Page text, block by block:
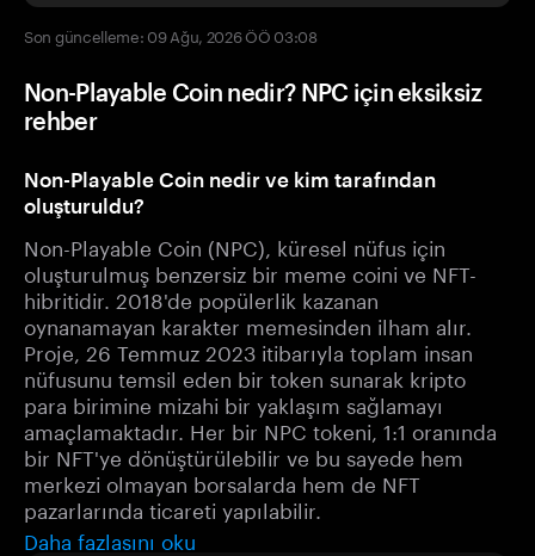
Son güncelleme: 09 Ağu, 2026 ÖÖ 03:08
Non-Playable Coin nedir? NPC için eksiksiz
rehber
Non-Playable Coin nedir ve kim tarafından
oluşturuldu?
Non-Playable Coin (NPC), küresel nüfus için
oluşturulmuş benzersiz bir meme coini ve NFT-
hibritidir. 2018'de popülerlik kazanan
oynanamayan karakter memesinden ilham alır.
Proje, 26 Temmuz 2023 itibarıyla toplam insan
nüfusunu temsil eden bir token sunarak kripto
para birimine mizahi bir yaklaşım sağlamayı
amaçlamaktadır. Her bir NPC tokeni, 1:1 oranında
bir NFT'ye dönüştürülebilir ve bu sayede hem
merkezi olmayan borsalarda hem de NFT
pazarlarında ticareti yapılabilir.
Daha fazlasını oku